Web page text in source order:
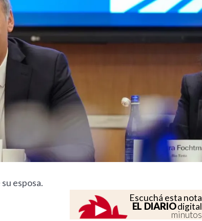
esposa.
Escuchá esta nota
EL DIARIOdigital
minutos